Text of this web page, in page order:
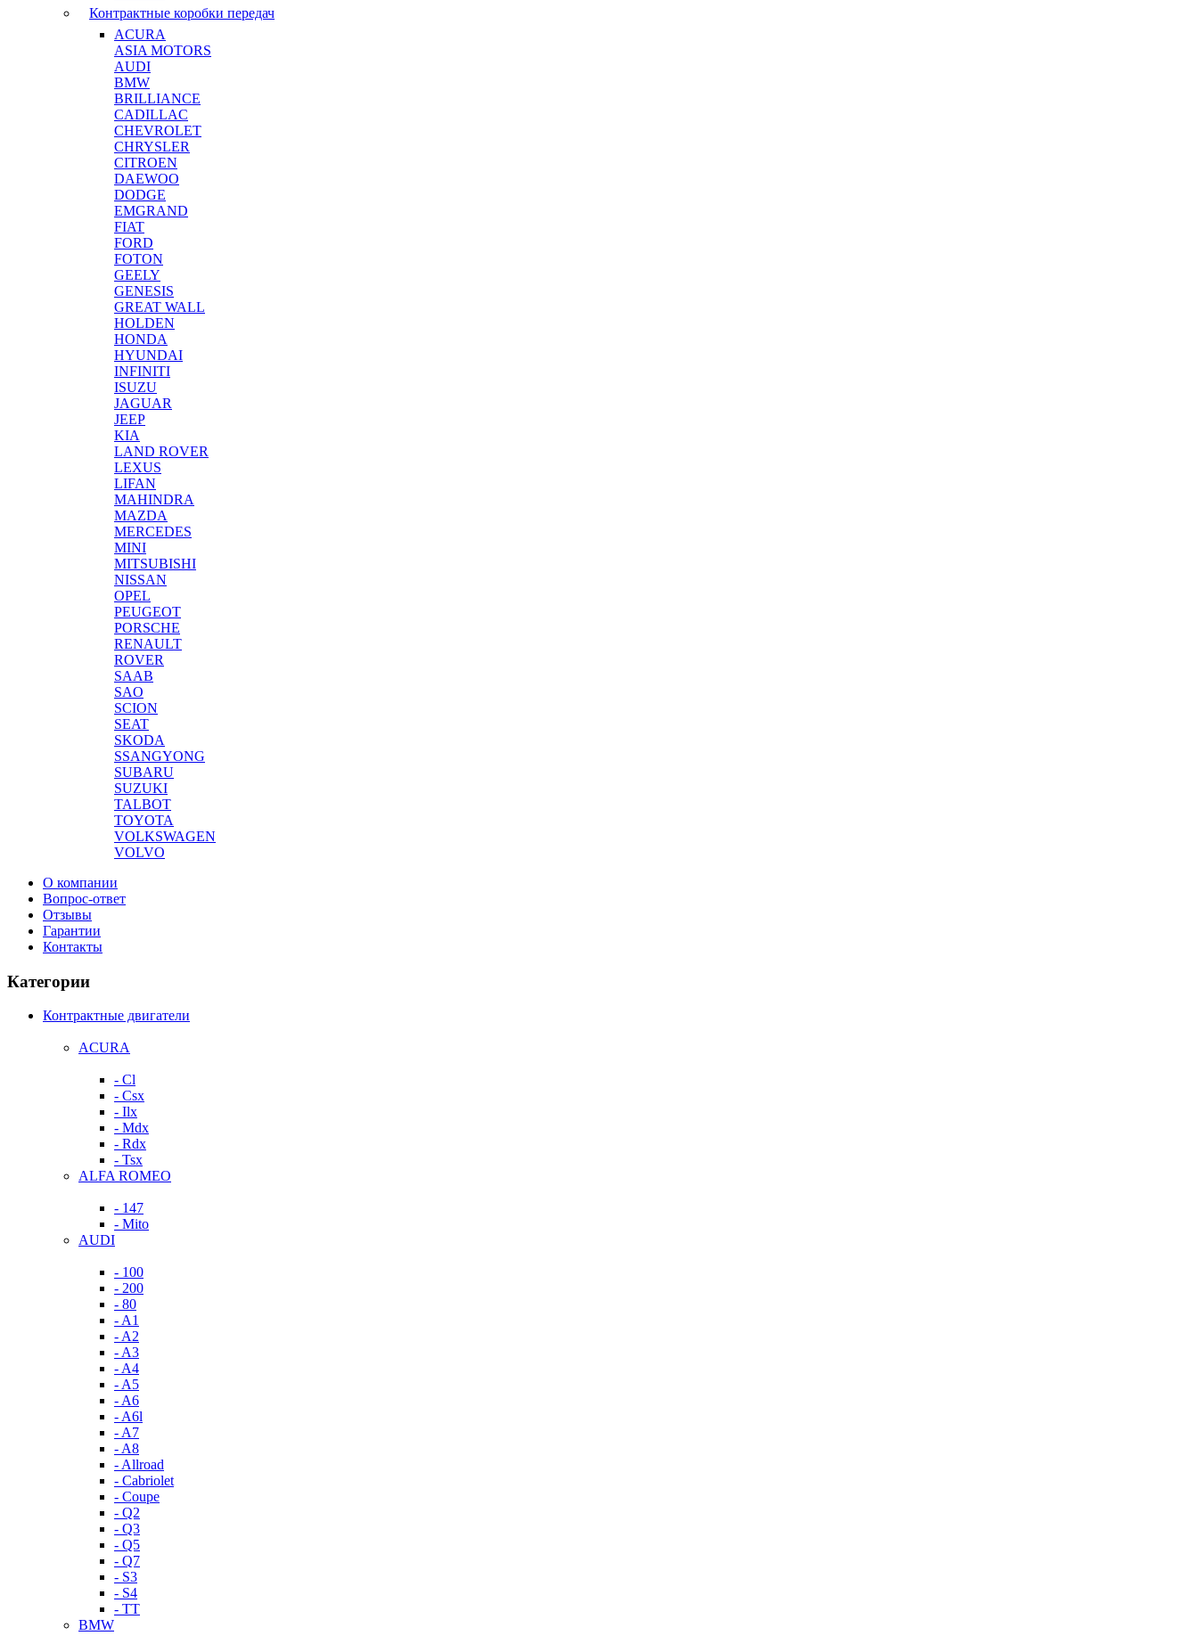
Контрактные коробки передач
ACURA
ASIA MOTORS
AUDI
BMW
BRILLIANCE
CADILLAC
CHEVROLET
CHRYSLER
CITROEN
DAEWOO
DODGE
EMGRAND
FIAT
FORD
FOTON
GEELY
GENESIS
GREAT WALL
HOLDEN
HONDA
HYUNDAI
INFINITI
ISUZU
JAGUAR
JEEP
KIA
LAND ROVER
LEXUS
LIFAN
MAHINDRA
MAZDA
MERCEDES
MINI
MITSUBISHI
NISSAN
OPEL
PEUGEOT
PORSCHE
RENAULT
ROVER
SAAB
SAO
SCION
SEAT
SKODA
SSANGYONG
SUBARU
SUZUKI
TALBOT
TOYOTA
VOLKSWAGEN
VOLVO
О компании
Вопрос-ответ
Отзывы
Гарантии
Контакты
Категории
Контрактные двигатели
ACURA
- Cl
- Csx
- Ilx
- Mdx
- Rdx
- Tsx
ALFA ROMEO
- 147
- Mito
AUDI
- 100
- 200
- 80
- A1
- A2
- A3
- A4
- A5
- A6
- A6l
- A7
- A8
- Allroad
- Cabriolet
- Coupe
- Q2
- Q3
- Q5
- Q7
- S3
- S4
- TT
BMW